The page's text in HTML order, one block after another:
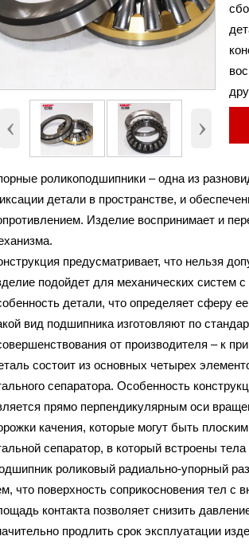
‹ ›
роликоподшипники – одна из
детали в пространстве, и
Изделие воспринимает и
предусматривает, что нельзя
подойдет для механических систем
детали, что определяет сферу
вид подшипника изготовляют по
от производителя – к
состоит из основных четырех
сепаратора. Особенность
прямо перпендикулярным оси
качения, которые могут быть
сепаратор, в который встроены тела
роликовый радиально-упорный
что поверхность соприкосновения тел
контакта позволяет снизить
продлить срок эксплуатации
81214
Внутренний диаметр (d)
70 мм
Наружный диаметр (D)
105
Высота (B)
27 мм.